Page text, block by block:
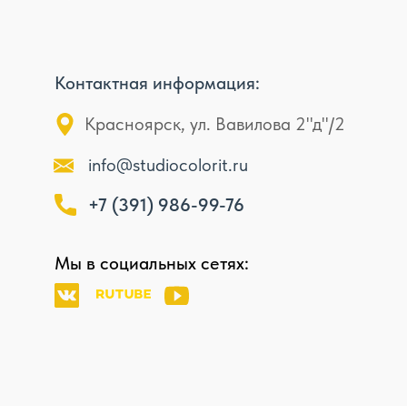
Контактная информация:
Красноярск, ул. Вавилова 2"д"/2
info@studiocolorit.ru
+7 (391) 986-99-76
Мы в социальных сетях: